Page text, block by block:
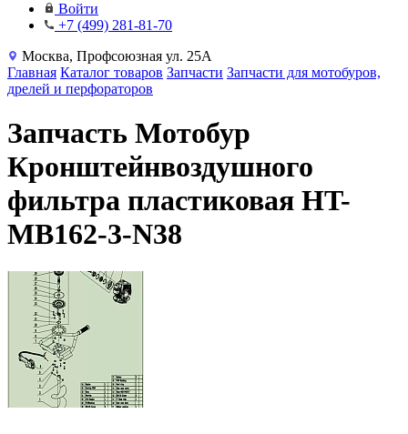
Войти
+7 (499) 281-81-70
Москва, Профсоюзная ул. 25А
Главная Каталог товаров Запчасти Запчасти для мотобуров,
дрелей и перфораторов
Запчасть Мотобур
Кронштейнвоздушного
фильтра пластиковая HT-
MB162-3-N38